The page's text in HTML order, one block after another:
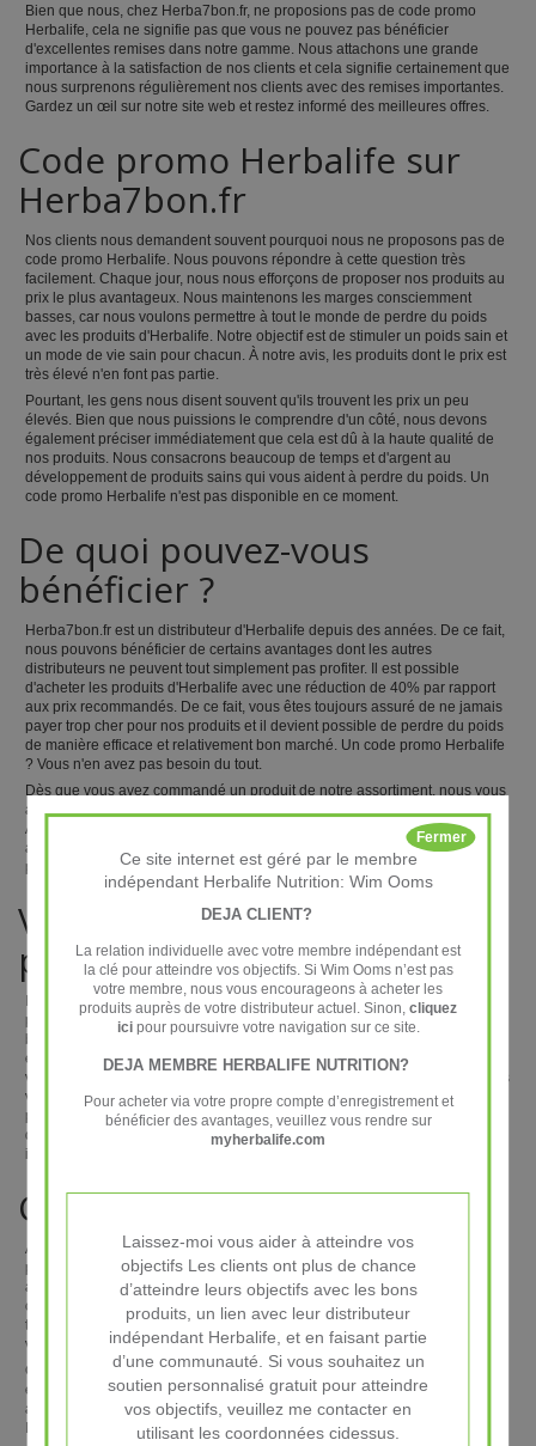
Bien que nous, chez Herba7bon.fr, ne proposions pas de code promo
Herbalife, cela ne signifie pas que vous ne pouvez pas bénéficier
d'excellentes remises dans notre gamme. Nous attachons une grande
importance à la satisfaction de nos clients et cela signifie certainement que
nous surprenons régulièrement nos clients avec des remises importantes.
Gardez un œil sur notre site web et restez informé des meilleures offres.
Code promo Herbalife sur
Herba7bon.fr
Nos clients nous demandent souvent pourquoi nous ne proposons pas de
code promo Herbalife. Nous pouvons répondre à cette question très
facilement. Chaque jour, nous nous efforçons de proposer nos produits au
prix le plus avantageux. Nous maintenons les marges consciemment
basses, car nous voulons permettre à tout le monde de perdre du poids
avec les produits d'Herbalife. Notre objectif est de stimuler un poids sain et
un mode de vie sain pour chacun. À notre avis, les produits dont le prix est
très élevé n'en font pas partie.
Pourtant, les gens nous disent souvent qu'ils trouvent les prix un peu
élevés. Bien que nous puissions le comprendre d'un côté, nous devons
également préciser immédiatement que cela est dû à la haute qualité de
nos produits. Nous consacrons beaucoup de temps et d'argent au
développement de produits sains qui vous aident à perdre du poids. Un
code promo Herbalife n'est pas disponible en ce moment.
De quoi pouvez-vous
bénéficier ?
Herba7bon.fr est un distributeur d'Herbalife depuis des années. De ce fait,
nous pouvons bénéficier de certains avantages dont les autres
distributeurs ne peuvent tout simplement pas profiter. Il est possible
d'acheter les produits d'Herbalife avec une réduction de 40% par rapport
aux prix recommandés. De ce fait, vous êtes toujours assuré de ne jamais
payer trop cher pour nos produits et il devient possible de perdre du poids
de manière efficace et relativement bon marché. Un code promo Herbalife
? Vous n'en avez pas besoin du tout.
Dès que vous avez commandé un produit de notre assortiment, nous vous
apportons les produits directement du centre de distribution Herbalife.
Ainsi, en tant que client, vous recevez toujours les produits les plus frais
avec une date limite de vente maximale, afin que vous puissiez profiter le
plus longtemps possible des produits Herbalife.
Vous avez besoin d'un coach
personnel ?
Il n'y a pas de code promo Herbalife. Mais nous nous rattrapons, car nous
pouvons toujours vous fournir des conseils personnels adaptés à vos
besoins. En tant que distributeur Herbalife expérimenté, nous savons
exactement comment vous pouvez tirer le meilleur parti de nos produits. Si
vous avez des questions sur la perte de poids avec nos produits ou si vous
voulez en savoir plus sur les produits les mieux adaptés à votre situation
personnelle, il est toujours possible de nous contacter. Nous adorons
donner des conseils et nous sommes impatients de vous fournir toutes les
informations dont vous avez besoin.
Contacter Herba7bon.fr
Avez-vous encore des questions sur la raison pour laquelle nous n'offrons
pas de code promo Herbalife ou avez-vous d'autres questions importantes
à nous poser ? Nous tenons ensuite à souligner qu'il est possible de nous
contacter à tout moment. Nous sommes heureux de vous aider par
téléphone ou par e-mail et de vous fournir toutes les informations dont
vous avez besoin.
Contactez-nous par téléphone en appelant le +33 977 558 589 ou
envoyez un e-mail àinfo@herba7bon.fr. Achetez vos produits Herbalife
aujourd'hui au meilleur prix, sans avoir besoin d'utiliser un code promo
Herbalife.
Fermer
Ce site internet est géré par le membre
indépendant Herbalife Nutrition: Wim Ooms
DEJA CLIENT?
La relation individuelle avec votre membre indépendant est
la clé pour atteindre vos objectifs. Si Wim Ooms n’est pas
votre membre, nous vous encourageons à acheter les
produits auprès de votre distributeur actuel. Sinon, cliquez
icipour poursuivre votre navigation sur ce site.
DEJA MEMBRE HERBALIFE NUTRITION?
Pour acheter via votre propre compte d’enregistrement et
bénéficier des avantages, veuillez vous rendre sur
myherbalife.com
Laissez-moi vous aider à atteindre vos
objectifs Les clients ont plus de chance
d’atteindre leurs objectifs avec les bons
produits, un lien avec leur distributeur
indépendant Herbalife, et en faisant partie
d’une communauté. Si vous souhaitez un
soutien personnalisé gratuit pour atteindre
vos objectifs, veuillez me contacter en
utilisant les coordonnées cidessus.